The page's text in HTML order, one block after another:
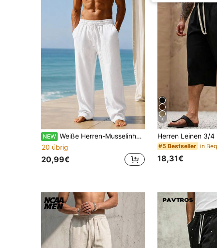
NEW Weiße Herren-Musselinhose in bequemer Passform – Leichte Gaze-Hose mit Kordelzug für Strandkomfort, Resort-Chic und gehobenes Loungen im Alltag
20 übrig
20,99€
5
#5 Bestseller
18,31€